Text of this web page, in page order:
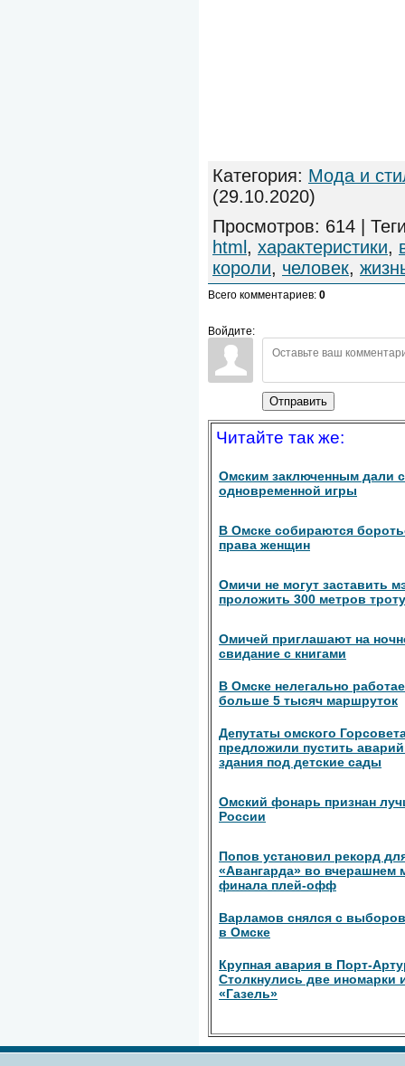
Категория: Мода и
(29.10.2020)
Просмотров: 614 |
html, характеристики,
короли, человек,
Всего комментариев: 0
Войдите:
Отправить
Читайте так же:
Омским заключенным дали
одновременной игры
В Омске собираются
права женщин
Омичи не могут заставить
проложить 300 метров
Омичей приглашают на
свидание с книгами
В Омске нелегально
больше 5 тысяч маршруток
Депутаты омского
предложили пустить
здания под детские сады
Омский фонарь признан
России
Попов установил рекорд
«Авангарда» во вчерашнем
финала плей-офф
Варламов снялся с
в Омске
Крупная авария в Порт-
Столкнулись две иномарки
«Газель»